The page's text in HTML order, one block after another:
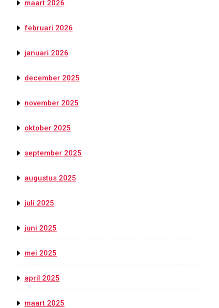
maart 2026
februari 2026
januari 2026
december 2025
november 2025
oktober 2025
september 2025
augustus 2025
juli 2025
juni 2025
mei 2025
april 2025
maart 2025